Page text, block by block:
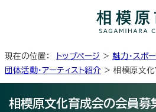
現在の位置： トップページ > 魅力・スポ
団体活動・アーティスト紹介 > 相模原文化
相模原文化育成会の会員募